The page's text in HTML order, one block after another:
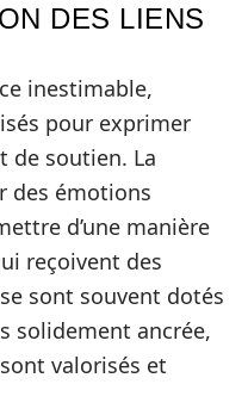
DES LIENS
inestimable,
pour exprimer
de soutien. La
des émotions
d’une manière
reçoivent des
sont souvent dotés
solidement ancrée,
valorisés et